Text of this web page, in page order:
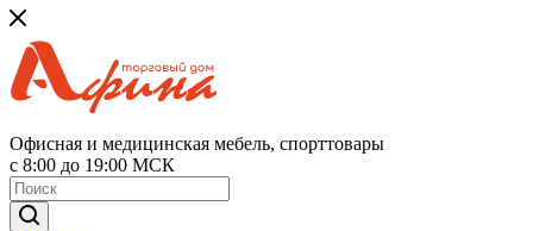
Офисная и медицинская мебель, спорттовары
с 8:00 до 19:00 МСК